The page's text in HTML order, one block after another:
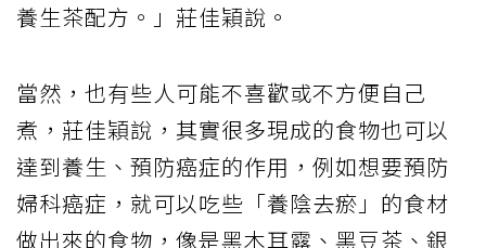
養生茶配方。」莊佳穎說。
當然，也有些人可能不喜歡或不方便自己
煮，莊佳穎說，其實很多現成的食物也可以
達到養生、預防癌症的作用，例如想要預防
婦科癌症，就可以吃些「養陰去瘀」的食材
做出來的食物，像是黑木耳露、黑豆茶、銀